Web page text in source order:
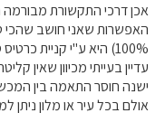
אכן דרכי התקשורת מבורמה
האפשרות שאני חושב שהכי
100%) היא ע"י קניית
עדיין בעייתי מכיוון שאין
ישנה חוסר התאמה בין
אולם בכל עיר או מלון ניתן